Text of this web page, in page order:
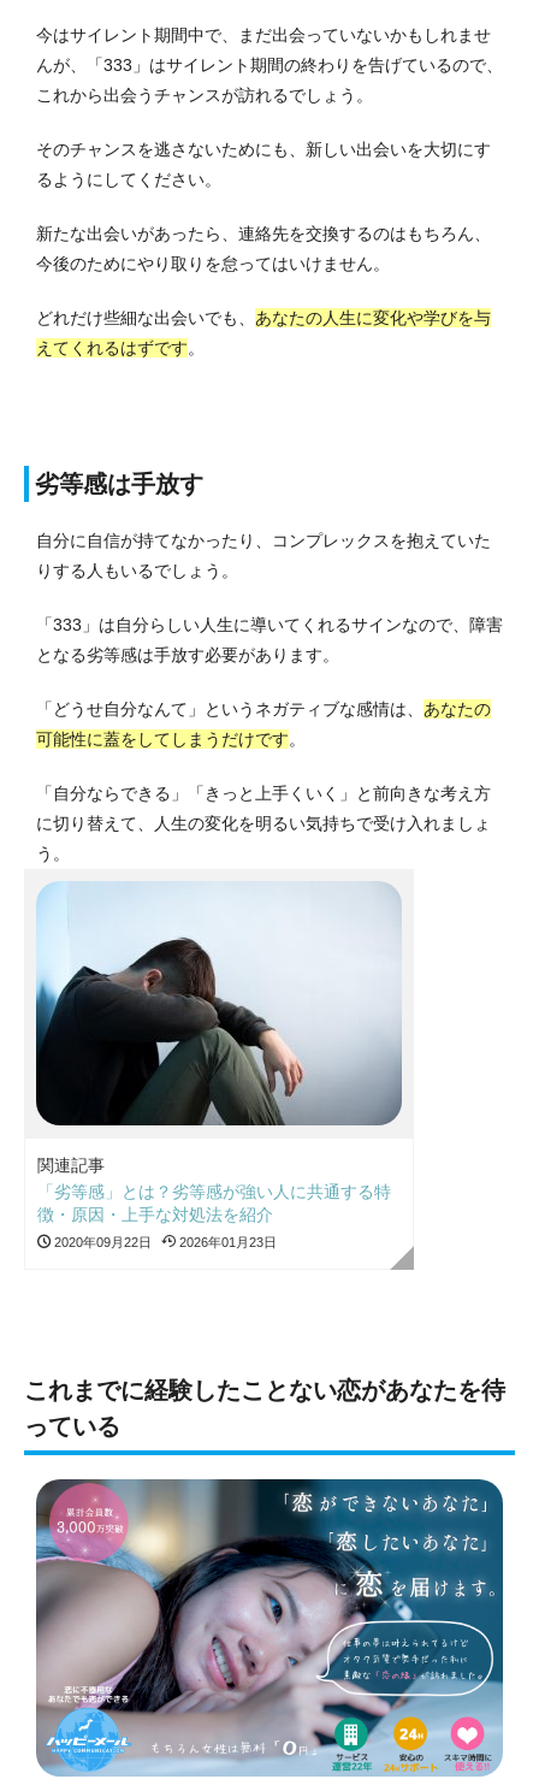
今はサイレント期間中で、まだ出会っていないかもしれませ
んが、「333」はサイレント期間の終わりを告げているので、
これから出会うチャンスが訪れるでしょう。
そのチャンスを逃さないためにも、新しい出会いを大切にす
るようにしてください。
新たな出会いがあったら、連絡先を交換するのはもちろん、
今後のためにやり取りを怠ってはいけません。
どれだけ些細な出会いでも、 あなたの人生に変化や学びを与
えてくれるはずです。
劣等感は手放す
自分に自信が持てなかったり、コンプレックスを抱えていた
りする人もいるでしょう。
「333」は自分らしい人生に導いてくれるサインなので、障害
となる劣等感は手放す必要があります。
「どうせ自分なんて」というネガティブな感情は、 あなたの
可能性に蓋をしてしまうだけです。
「自分ならできる」「きっと上手くいく」と前向きな考え方
に切り替えて、人生の変化を明るい気持ちで受け入れましょ
う。
関連記事
「劣等感」とは？劣等感が強い人に共通する特
徴・原因・上手な対処法を紹介
2020年09月22日 2026年01月23日
これまでに経験したことない恋があなたを待
っている